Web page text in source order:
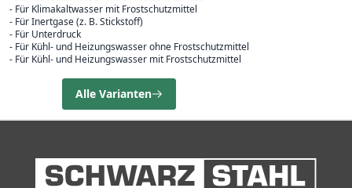
- Für Klimakaltwasser mit Frostschutzmittel
- Für Inertgase (z. B. Stickstoff)
- Für Unterdruck
- Für Kühl- und Heizungswasser ohne Frostschutzmittel
- Für Kühl- und Heizungswasser mit Frostschutzmittel
Alle Varianten